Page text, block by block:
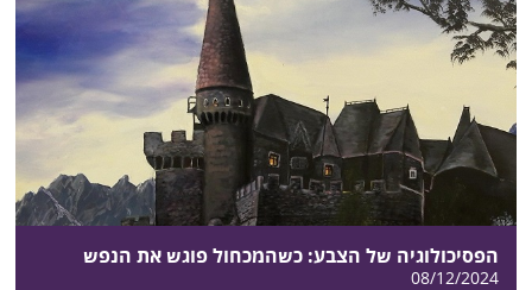
הפסיכולוגיה של הצבע: כשהמכחול פוגש את הנפש
08/12/2024